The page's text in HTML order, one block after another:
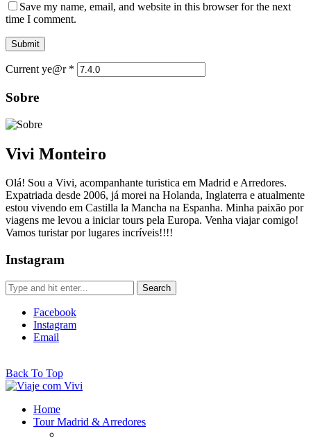
Save my name, email, and website in this browser for the next
time I comment.
Current ye@r *
Sobre
Vivi Monteiro
Olá! Sou a Vivi, acompanhante turistica em Madrid e Arredores.
Expatriada desde 2006, já morei na Holanda, Inglaterra e atualmente
estou vivendo em Castilla la Mancha na Espanha. Minha paixão por
viagens me levou a iniciar tours pela Europa. Venha viajar comigo!
Vamos turistar por lugares incríveis!!!!
Instagram
Facebook
Instagram
Email
Back To Top
Home
Tour Madrid & Arredores